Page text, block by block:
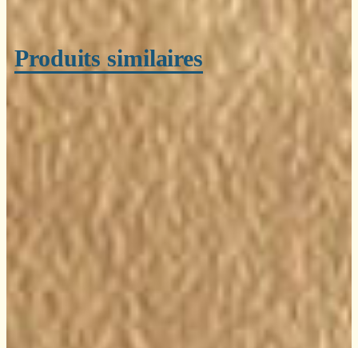
Produits similaires